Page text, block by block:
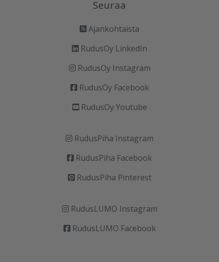
Seuraa
Ajankohtaista
RudusOy LinkedIn
RudusOy Instagram
RudusOy Facebook
RudusOy Youtube
RudusPiha Instagram
RudusPiha Facebook
RudusPiha Pinterest
RudusLUMO Instagram
RudusLUMO Facebook